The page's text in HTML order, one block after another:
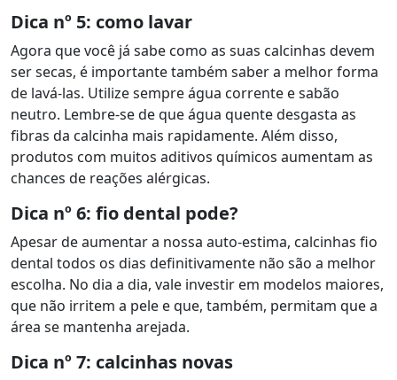
Dica nº 5: como lavar
Agora que você já sabe como as suas calcinhas devem
ser secas, é importante também saber a melhor forma
de lavá-las. Utilize sempre água corrente e sabão
neutro. Lembre-se de que água quente desgasta as
fibras da calcinha mais rapidamente. Além disso,
produtos com muitos aditivos químicos aumentam as
chances de reações alérgicas.
Dica nº 6: fio dental pode?
Apesar de aumentar a nossa auto-estima, calcinhas fio
dental todos os dias definitivamente não são a melhor
escolha. No dia a dia, vale investir em modelos maiores,
que não irritem a pele e que, também, permitam que a
área se mantenha arejada.
Dica nº 7: calcinhas novas